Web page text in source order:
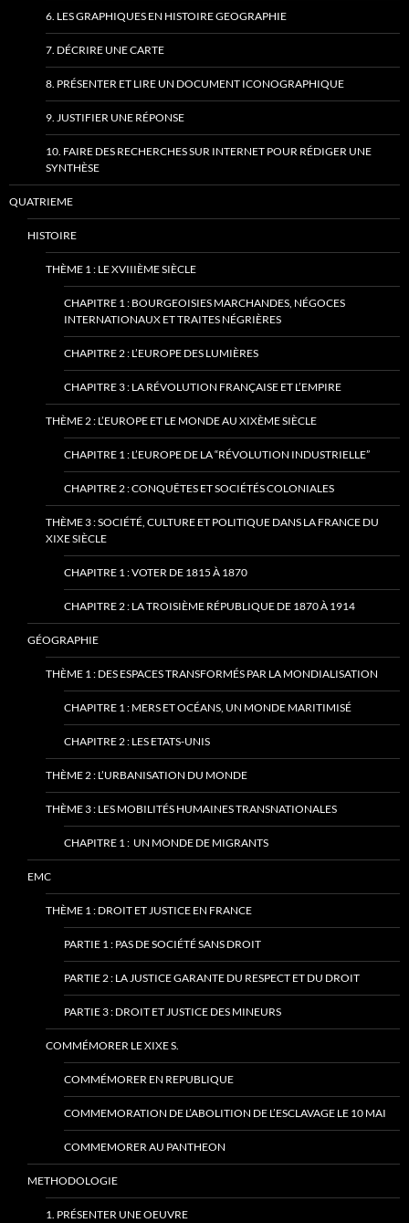
6. LES GRAPHIQUES EN HISTOIRE GEOGRAPHIE
7. DÉCRIRE UNE CARTE
8. PRÉSENTER ET LIRE UN DOCUMENT ICONOGRAPHIQUE
9. JUSTIFIER UNE RÉPONSE
10. FAIRE DES RECHERCHES SUR INTERNET POUR RÉDIGER UNE
SYNTHÈSE
QUATRIEME
HISTOIRE
THÈME 1 : LE XVIIIÈME SIÈCLE
CHAPITRE 1 : BOURGEOISIES MARCHANDES, NÉGOCES
INTERNATIONAUX ET TRAITES NÉGRIÈRES
CHAPITRE 2 : L’EUROPE DES LUMIÈRES
CHAPITRE 3 : LA RÉVOLUTION FRANÇAISE ET L’EMPIRE
THÈME 2 : L’EUROPE ET LE MONDE AU XIXÈME SIÈCLE
CHAPITRE 1 : L’EUROPE DE LA “RÉVOLUTION INDUSTRIELLE”
CHAPITRE 2 : CONQUÊTES ET SOCIÉTÉS COLONIALES
THÈME 3 : SOCIÉTÉ, CULTURE ET POLITIQUE DANS LA FRANCE DU
XIXE SIÈCLE
CHAPITRE 1 : VOTER DE 1815 À 1870
CHAPITRE 2 : LA TROISIÈME RÉPUBLIQUE DE 1870 À 1914
GÉOGRAPHIE
THÈME 1 : DES ESPACES TRANSFORMÉS PAR LA MONDIALISATION
CHAPITRE 1 : MERS ET OCÉANS, UN MONDE MARITIMISÉ
CHAPITRE 2 : LES ETATS-UNIS
THÈME 2 : L’URBANISATION DU MONDE
THÈME 3 : LES MOBILITÉS HUMAINES TRANSNATIONALES
CHAPITRE 1 : UN MONDE DE MIGRANTS
EMC
THÈME 1 : DROIT ET JUSTICE EN FRANCE
PARTIE 1 : PAS DE SOCIÉTÉ SANS DROIT
PARTIE 2 : LA JUSTICE GARANTE DU RESPECT ET DU DROIT
PARTIE 3 : DROIT ET JUSTICE DES MINEURS
COMMÉMORER LE XIXE S.
COMMÉMORER EN REPUBLIQUE
COMMEMORATION DE L’ABOLITION DE L’ESCLAVAGE LE 10 MAI
COMMEMORER AU PANTHEON
METHODOLOGIE
1. PRÉSENTER UNE OEUVRE